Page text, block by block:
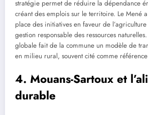
stratégie permet de réduire la dépendance
créant des emplois sur le territoire. Le Mené
place des initiatives en faveur de
gestion responsable des ressources
globale fait de la commune un modèle de
en milieu rural, souvent cité comme
4. Mouans-Sartoux et
durable